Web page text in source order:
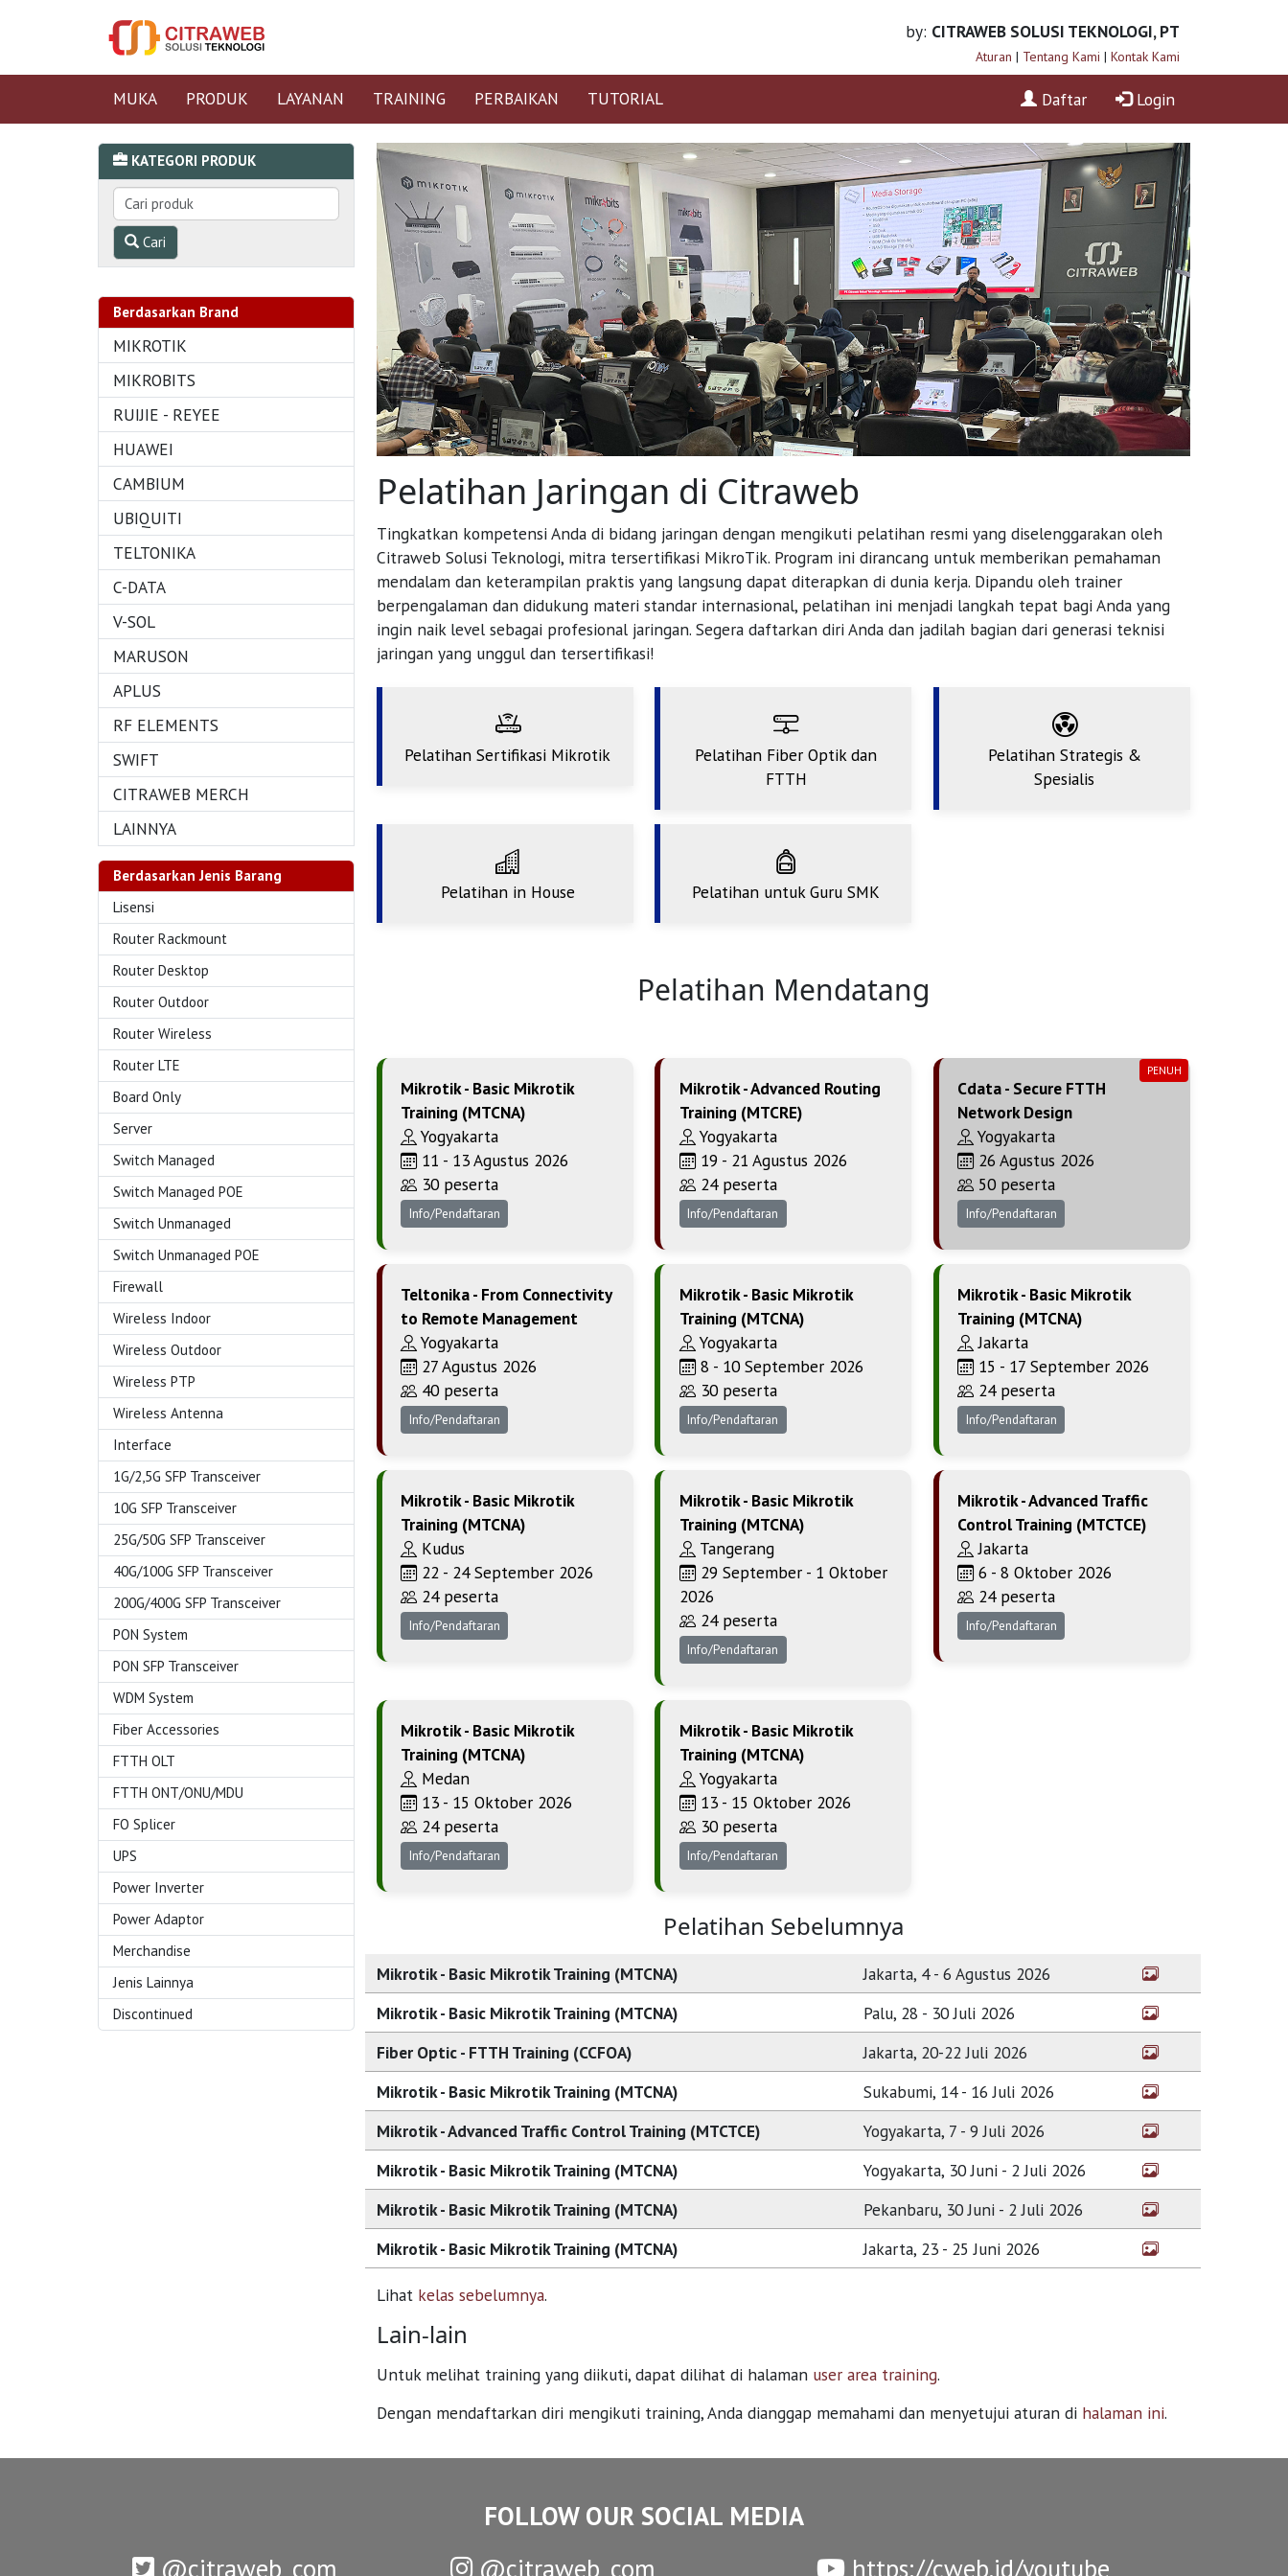
by: CITRAWEB SOLUSI TEKNOLOGI, PT
Aturan | Tentang Kami | Kontak Kami
MUKA PRODUK LAYANAN TRAINING PERBAIKAN TUTORIAL Daftar Login
KATEGORI PRODUK
Cari
Berdasarkan Brand
MIKROTIK
MIKROBITS
RUIJIE - REYEE
HUAWEI
CAMBIUM
UBIQUITI
TELTONIKA
C-DATA
V-SOL
MARUSON
APLUS
RF ELEMENTS
SWIFT
CITRAWEB MERCH
LAINNYA
Berdasarkan Jenis Barang
Lisensi
Router Rackmount
Router Desktop
Router Outdoor
Router Wireless
Router LTE
Board Only
Server
Switch Managed
Switch Managed POE
Switch Unmanaged
Switch Unmanaged POE
Firewall
Wireless Indoor
Wireless Outdoor
Wireless PTP
Wireless Antenna
Interface
1G/2,5G SFP Transceiver
10G SFP Transceiver
25G/50G SFP Transceiver
40G/100G SFP Transceiver
200G/400G SFP Transceiver
PON System
PON SFP Transceiver
WDM System
Fiber Accessories
FTTH OLT
FTTH ONT/ONU/MDU
FO Splicer
UPS
Power Inverter
Power Adaptor
Merchandise
Jenis Lainnya
Discontinued
Pelatihan Jaringan di Citraweb
Tingkatkan kompetensi Anda di bidang jaringan dengan mengikuti pelatihan resmi yang diselenggarakan oleh
Citraweb Solusi Teknologi, mitra tersertifikasi MikroTik. Program ini dirancang untuk memberikan pemahaman
mendalam dan keterampilan praktis yang langsung dapat diterapkan di dunia kerja. Dipandu oleh trainer
berpengalaman dan didukung materi standar internasional, pelatihan ini menjadi langkah tepat bagi Anda yang
ingin naik level sebagai profesional jaringan. Segera daftarkan diri Anda dan jadilah bagian dari generasi teknisi
jaringan yang unggul dan tersertifikasi!
Pelatihan Sertifikasi Mikrotik
Pelatihan Fiber Optik dan
FTTH
Pelatihan Strategis &
Spesialis
Pelatihan in House Pelatihan untuk Guru SMK
Pelatihan Mendatang
Mikrotik - Basic Mikrotik
Training (MTCNA)
Yogyakarta
11 - 13 Agustus 2026
30 peserta
Info/Pendaftaran
Mikrotik - Advanced Routing
Training (MTCRE)
Yogyakarta
19 - 21 Agustus 2026
24 peserta
Info/Pendaftaran
Cdata - Secure FTTH
Network Design
Yogyakarta
26 Agustus 2026
50 peserta
Info/Pendaftaran
PENUH
Teltonika - From Connectivity
to Remote Management
Yogyakarta
27 Agustus 2026
40 peserta
Info/Pendaftaran
Mikrotik - Basic Mikrotik
Training (MTCNA)
Yogyakarta
8 - 10 September 2026
30 peserta
Info/Pendaftaran
Mikrotik - Basic Mikrotik
Training (MTCNA)
Jakarta
15 - 17 September 2026
24 peserta
Info/Pendaftaran
Mikrotik - Basic Mikrotik
Training (MTCNA)
Kudus
22 - 24 September 2026
24 peserta
Info/Pendaftaran
Mikrotik - Basic Mikrotik
Training (MTCNA)
Tangerang
29 September - 1 Oktober
2026
24 peserta
Info/Pendaftaran
Mikrotik - Advanced Traffic
Control Training (MTCTCE)
Jakarta
6 - 8 Oktober 2026
24 peserta
Info/Pendaftaran
Mikrotik - Basic Mikrotik
Training (MTCNA)
Medan
13 - 15 Oktober 2026
24 peserta
Info/Pendaftaran
Mikrotik - Basic Mikrotik
Training (MTCNA)
Yogyakarta
13 - 15 Oktober 2026
30 peserta
Info/Pendaftaran
Pelatihan Sebelumnya
Mikrotik - Basic Mikrotik Training (MTCNA)
Jakarta, 4 - 6 Agustus 2026
Mikrotik - Basic Mikrotik Training (MTCNA)
Palu, 28 - 30 Juli 2026
Fiber Optic - FTTH Training (CCFOA)
Jakarta, 20-22 Juli 2026
Mikrotik - Basic Mikrotik Training (MTCNA)
Sukabumi, 14 - 16 Juli 2026
Mikrotik - Advanced Traffic Control Training (MTCTCE)
Yogyakarta, 7 - 9 Juli 2026
Mikrotik - Basic Mikrotik Training (MTCNA)
Yogyakarta, 30 Juni - 2 Juli 2026
Mikrotik - Basic Mikrotik Training (MTCNA)
Pekanbaru, 30 Juni - 2 Juli 2026
Mikrotik - Basic Mikrotik Training (MTCNA)
Jakarta, 23 - 25 Juni 2026
Lihat kelas sebelumnya.
Lain-lain
Untuk melihat training yang diikuti, dapat dilihat di halaman user area training.
Dengan mendaftarkan diri mengikuti training, Anda dianggap memahami dan menyetujui aturan di halaman ini.
FOLLOW OUR SOCIAL MEDIA
@citraweb_com
@citraweb_com https://cweb.id/youtube